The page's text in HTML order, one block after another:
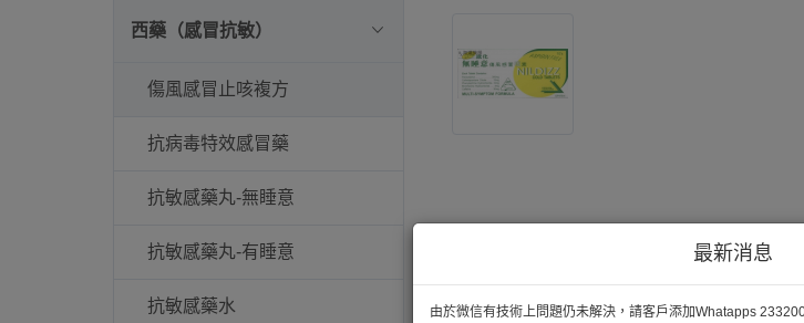
最新消息
由於微信有技術上問題仍未解決，請客戶添加Whatapps
西藥（感冒抗敏）
傷風感冒止咳複方
抗病毒特效感冒藥
抗敏感藥丸-無睡意
抗敏感藥丸-有睡意
抗敏感藥水